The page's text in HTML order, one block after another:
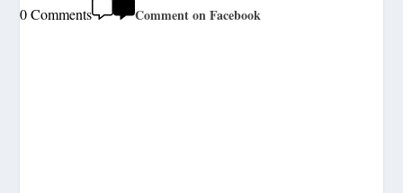
0 Comments Comment on Facebook